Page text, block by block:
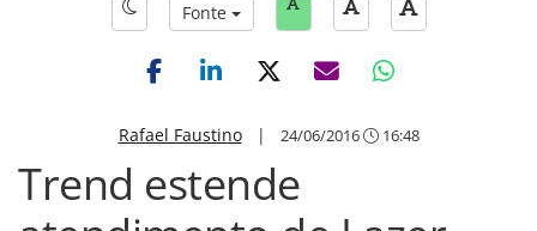
Fonte
Rafael Faustino| 24/06/2016 16:48
Trend estende